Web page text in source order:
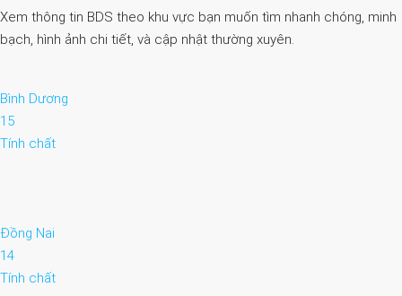
Xem thông tin BDS theo khu vực bạn muốn tìm nhanh chóng, minh
bạch, hình ảnh chi tiết, và cập nhật thường xuyên.
Bình Dương
15
Tính chất
Đồng Nai
14
Tính chất